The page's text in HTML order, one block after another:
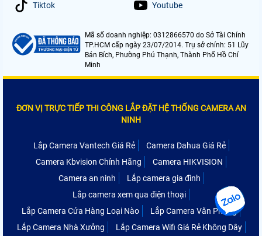
Tiktok Youtube
Mã số doanh nghiệp: 0312866570 do Sở Tài Chính
TP.HCM cấp ngày 23/07/2014. Trụ sở chính: 51 Lũy
Bán Bích, Phường Phú Thạnh, Thành Phố Hồ Chí
Minh
ĐƠN VỊ TRỰC TIẾP THI CÔNG LẮP ĐẶT HỆ THỐNG CAMERA AN
NINH
Lắp Camera Vantech Giá Rẻ
Camera Dahua Giá Rẻ
Camera Kbvision Chính Hãng
Camera HIKVISION
Camera an ninh
Lắp camera gia đình
Lắp camera xem qua điện thoại
Lắp Camera Cửa Hàng Loại Nào
Lắp Camera Văn Phòng
Lắp Camera Nhà Xưởng
Lắp Camera Wifi Giá Rẻ Không Dây